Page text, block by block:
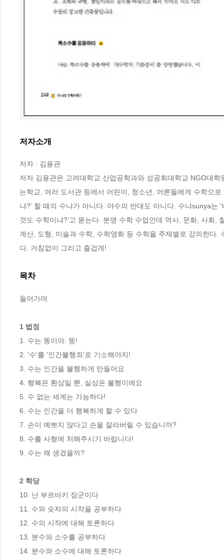
저자소개
저자 : 김용관
저자 김용관은 고려대학교 산업공학과와 성공회대학교 NGO대
는학교, 여러 도서관 등에서 어린이, 청소년, 어른들에게 수학으
냐?’ 할 때의 수냐가 아니다. 야수의 반대도 아니다. 수냐sunya는
것도 수학이냐?’고 묻는다. 분명 수학 수업인데 역사, 문화, 사회
계산, 도형, 미술과 수학, 수학영화 등 수학을 주제별로 강의한다
다. 거침없이 그리고 즐겁게!
목차
들어가며
1 법정
1. 수는 똥이야. 똥!
2. '수'를 '인간불행죄'로 기소해야지!
3. 수는 인간을 불행하게 만들어요
4. 행복은 환상일 뿐, 실상은 불행이에요
5. 수 없는 세계는 가능하다!
6. 수는 인간을 더 행복하게 할 수 있다
7. 손이 예쁘지 않다고 손을 잘라버릴 수 있습니까?
8. 수를 사형에 처해주시기 바랍니다!
9. 수는 왜 생겼을까?
2 학당
10. 난 부르바키 장군이다
11. 수와 숫자의 시작을 공부하다
12. 수의 시작에 대해 토론하다
13. 분수와 소수를 공부하다
14. 분수와 소수에 대해 토론하다